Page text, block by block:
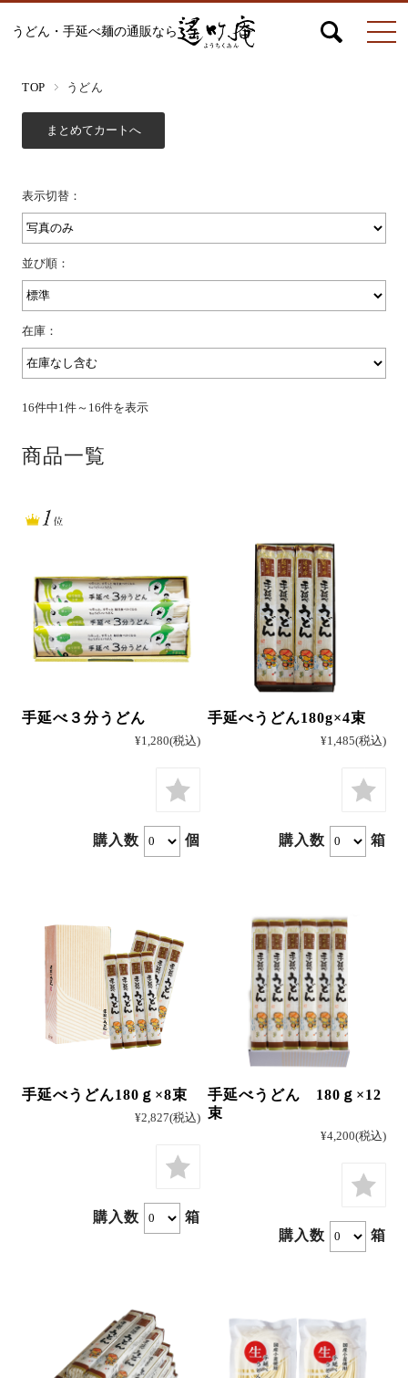
うどん・手延べ麺の通販なら
マイページ
お問い合わせ
ご利用ガイド
会員登録・特典について
プライバシーポリシー
特定商法取引法の表記
絹ひめ各種
ひやむぎ
パスタ
詰合せ
つゆ・おすすめ他
手提げ袋
TOP うどん
表示切替：
並び順：
在庫：
16件中1件～16件を表示
商品一覧
手延べ３分うどん
¥1,280(税込)
購入数 個
手延べうどん180g×4束
¥1,485(税込)
購入数 箱
手延べうどん180ｇ×8束
¥2,827(税込)
購入数 箱
手延べうどん 180ｇ×12
束
¥4,200(税込)
購入数 箱